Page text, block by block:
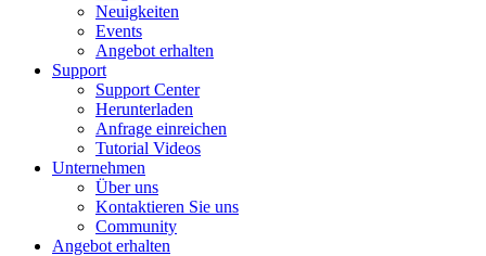
Neuigkeiten
Events
Angebot erhalten
Support
Support Center
Herunterladen
Anfrage einreichen
Tutorial Videos
Unternehmen
Über uns
Kontaktieren Sie uns
Community
Angebot erhalten